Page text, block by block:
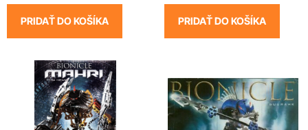
PRIDAŤ DO KOŠÍKA PRIDAŤ DO KOŠÍKA